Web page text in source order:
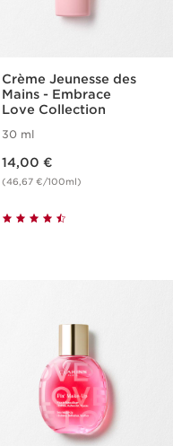
Crème Jeunesse des
Mains - Embrace
Love Collection
30 ml
14,00 €
(46,67 €/100ml)